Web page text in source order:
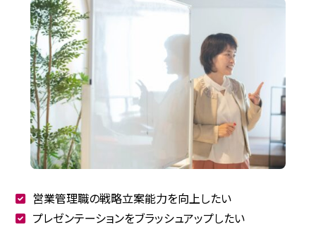
営業管理職の戦略立案能力を向上したい
プレゼンテーションをブラッシュアップしたい